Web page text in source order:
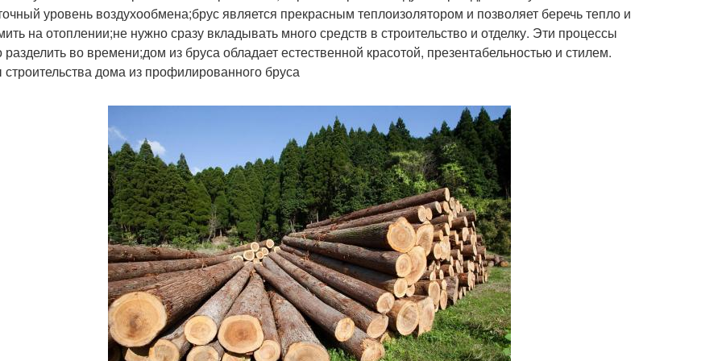
уровень воздухообмена;брус является прекрасным теплоизолятором и позволяет беречь тепло и
на отоплении;не нужно сразу вкладывать много средств в строительство и отделку. Эти процессы
во времени;дом из бруса обладает естественной красотой, презентабельностью и стилем.
дома из профилированного бруса